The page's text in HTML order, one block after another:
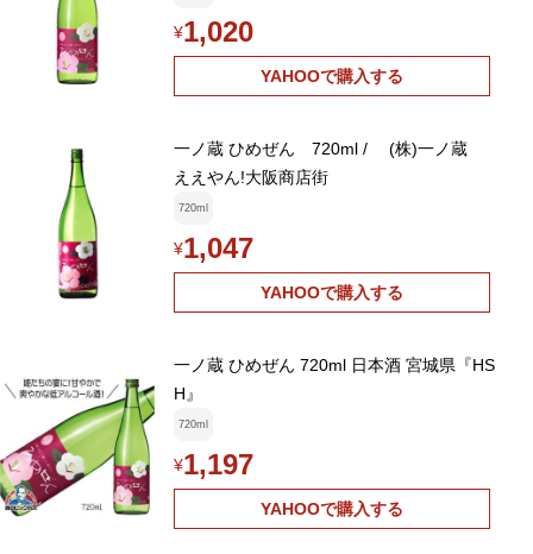
¥1,020
YAHOOで購入する
一ノ蔵 ひめぜん 720ml / (株)一ノ蔵
ええやん!大阪商店街
720ml
¥1,047
YAHOOで購入する
一ノ蔵 ひめぜん 720ml 日本酒 宮城県『HS
H』
720ml
¥1,197
YAHOOで購入する